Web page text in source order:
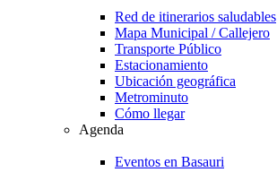
Red de itinerarios saludables
Mapa Municipal / Callejero
Transporte Público
Estacionamiento
Ubicación geográfica
Metrominuto
Cómo llegar
Agenda
Eventos en Basauri